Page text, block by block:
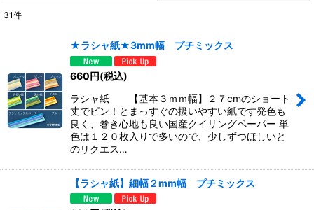
絞り込む
31件
★ラシャ紙★3mm幅 プチミックス
660円(税込)
ラシャ紙 【基本３ｍｍ幅】２７cmのショート
丈でピン！とまっすぐの扱いやすい紙です発色も
良く、巻き心地も良い国産クイリングペーパー 単
色は１２０枚入りで多いので、少しずつほしいと
のリクエス…
【ラシャ紙】細幅２mm幅 プチミックス